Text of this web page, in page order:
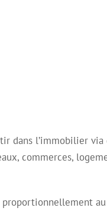
dans l’immobilier
commerces,